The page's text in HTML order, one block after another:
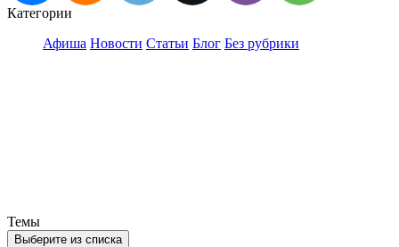
Категории
Афиша Новости Статьи Блог Без рубрики
Темы
Выберите из списка